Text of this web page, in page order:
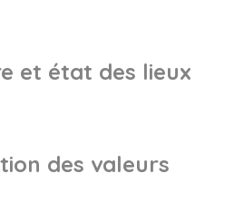
et état des lieux
des valeurs